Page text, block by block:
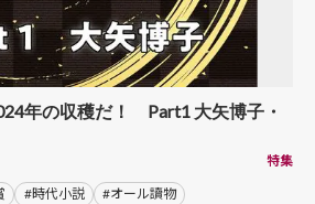
年の収穫だ！ Part1 大矢博子・
特集
#時代小説 #オール讀物